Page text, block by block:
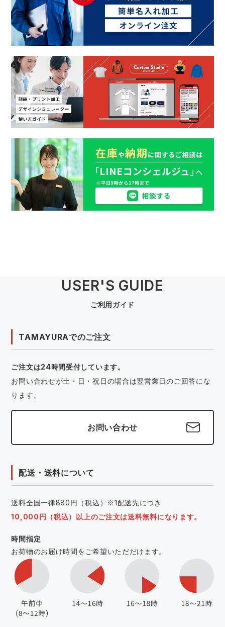
USER'S GUIDE
ご利用ガイド
TAMAYURAでのご注文
ご注文は24時間受付しています。
お問い合わせが土・日・祝日の場合は翌営業日のご回答にな
ります。
お問い合わせ
配送・送料について
送料全国一律880円（税込）※1配送先につき
10,000円（税込）以上のご注文は送料無料になります。
時間指定
お荷物のお届け時間をご希望いただだけます。